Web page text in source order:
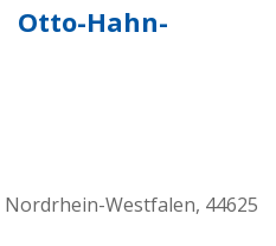
Otto-Hahn-
Nordrhein-Westfalen, 44625